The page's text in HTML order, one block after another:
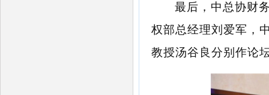
最后， 中总协财
权部总经理刘爱军 ，
教授汤谷良分别 作论